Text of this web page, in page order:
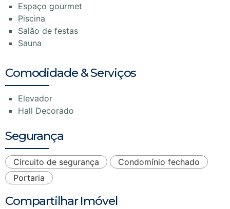
Espaço gourmet
Piscina
Salão de festas
Sauna
Comodidade & Serviços
Elevador
Hall Decorado
Segurança
Circuito de segurança
Condomínio fechado
Portaria
Compartilhar Imóvel